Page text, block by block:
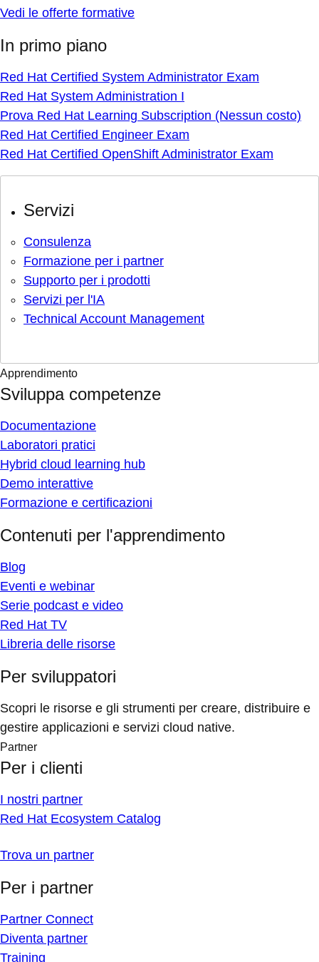
Vedi le offerte formative
In primo piano
Red Hat Certified System Administrator Exam
Red Hat System Administration I
Prova Red Hat Learning Subscription (Nessun costo)
Red Hat Certified Engineer Exam
Red Hat Certified OpenShift Administrator Exam
Servizi
Consulenza
Formazione per i partner
Supporto per i prodotti
Servizi per l'IA
Technical Account Management
Apprendimento
Sviluppa competenze
Documentazione
Laboratori pratici
Hybrid cloud learning hub
Demo interattive
Formazione e certificazioni
Contenuti per l'apprendimento
Blog
Eventi e webinar
Serie podcast e video
Red Hat TV
Libreria delle risorse
Per sviluppatori
Scopri le risorse e gli strumenti per creare, distribuire e
gestire applicazioni e servizi cloud native.
Partner
Per i clienti
I nostri partner
Red Hat Ecosystem Catalog
Trova un partner
Per i partner
Partner Connect
Diventa partner
Training